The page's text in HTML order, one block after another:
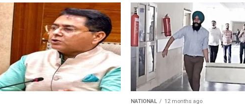
NATIONAL 12 months ago